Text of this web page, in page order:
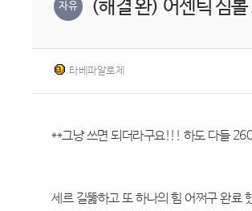
자유 (해결 완) 어센틱 심
타베파알로제
**그냥 쓰면 되더라구요!!! 하도 다들
세르 길뚫하고 또 하나의 힘 어쩌구 완료